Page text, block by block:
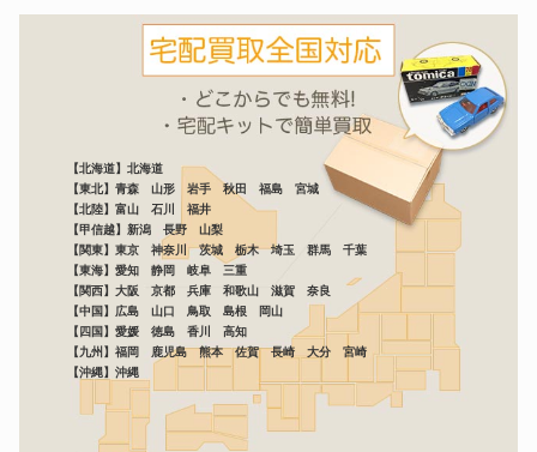
【北海道】北海道
【東北】青森 山形 岩手 秋田 福島 宮城
【北陸】富山 石川 福井
【甲信越】新潟 長野 山梨
【関東】東京 神奈川 茨城 栃木 埼玉 群馬 千葉
【東海】愛知 静岡 岐阜 三重
【関西】大阪 京都 兵庫 和歌山 滋賀 奈良
【中国】広島 山口 鳥取 島根 岡山
【四国】愛媛 徳島 香川 高知
【九州】福岡 鹿児島 熊本 佐賀 長崎 大分 宮崎
【沖縄】沖縄